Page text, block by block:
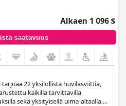
Alkaen 1 096 $
saatavuus
22 yksilöllistä huvilasviittiä,
kaikilla tarvittavilla
sekä yksityisellä uima-altaalla.